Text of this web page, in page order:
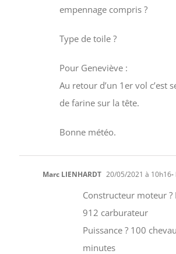
empennage compris ?
Type de toile ?
Pour Geneviève :
Au retour d’un 1er vol c’est
de farine sur la tête.
Bonne météo.
Marc LIENHARDT 20/05/2021 à 10h16-
Constructeur moteur ?
912 carburateur
Puissance ? 100
minutes